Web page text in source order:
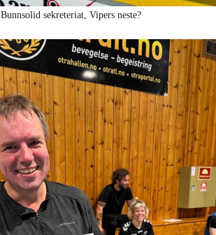
Bunnsolid sekreteriat, Vipers neste?